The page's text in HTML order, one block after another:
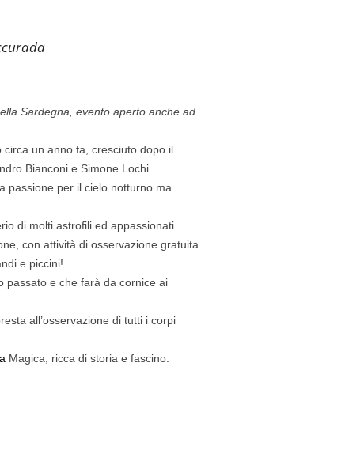
Sardegna, evento aperto anche ad
un anno fa, cresciuto dopo il
Bianconi e Simone Lochi.
passione per il cielo notturno ma
di molti astrofili ed appassionati.
con attività di osservazione gratuita
e piccini!
passato e che farà da cornice ai
all’osservazione di tutti i corpi
Magica, ricca di storia e fascino.